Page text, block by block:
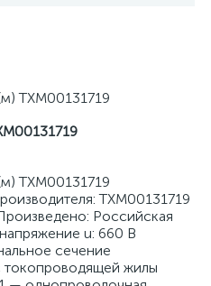
ТХМ00131719
ТХМ00131719
ТХМ00131719
Российская
u: 660 В
сечение
токопроводящей жилы